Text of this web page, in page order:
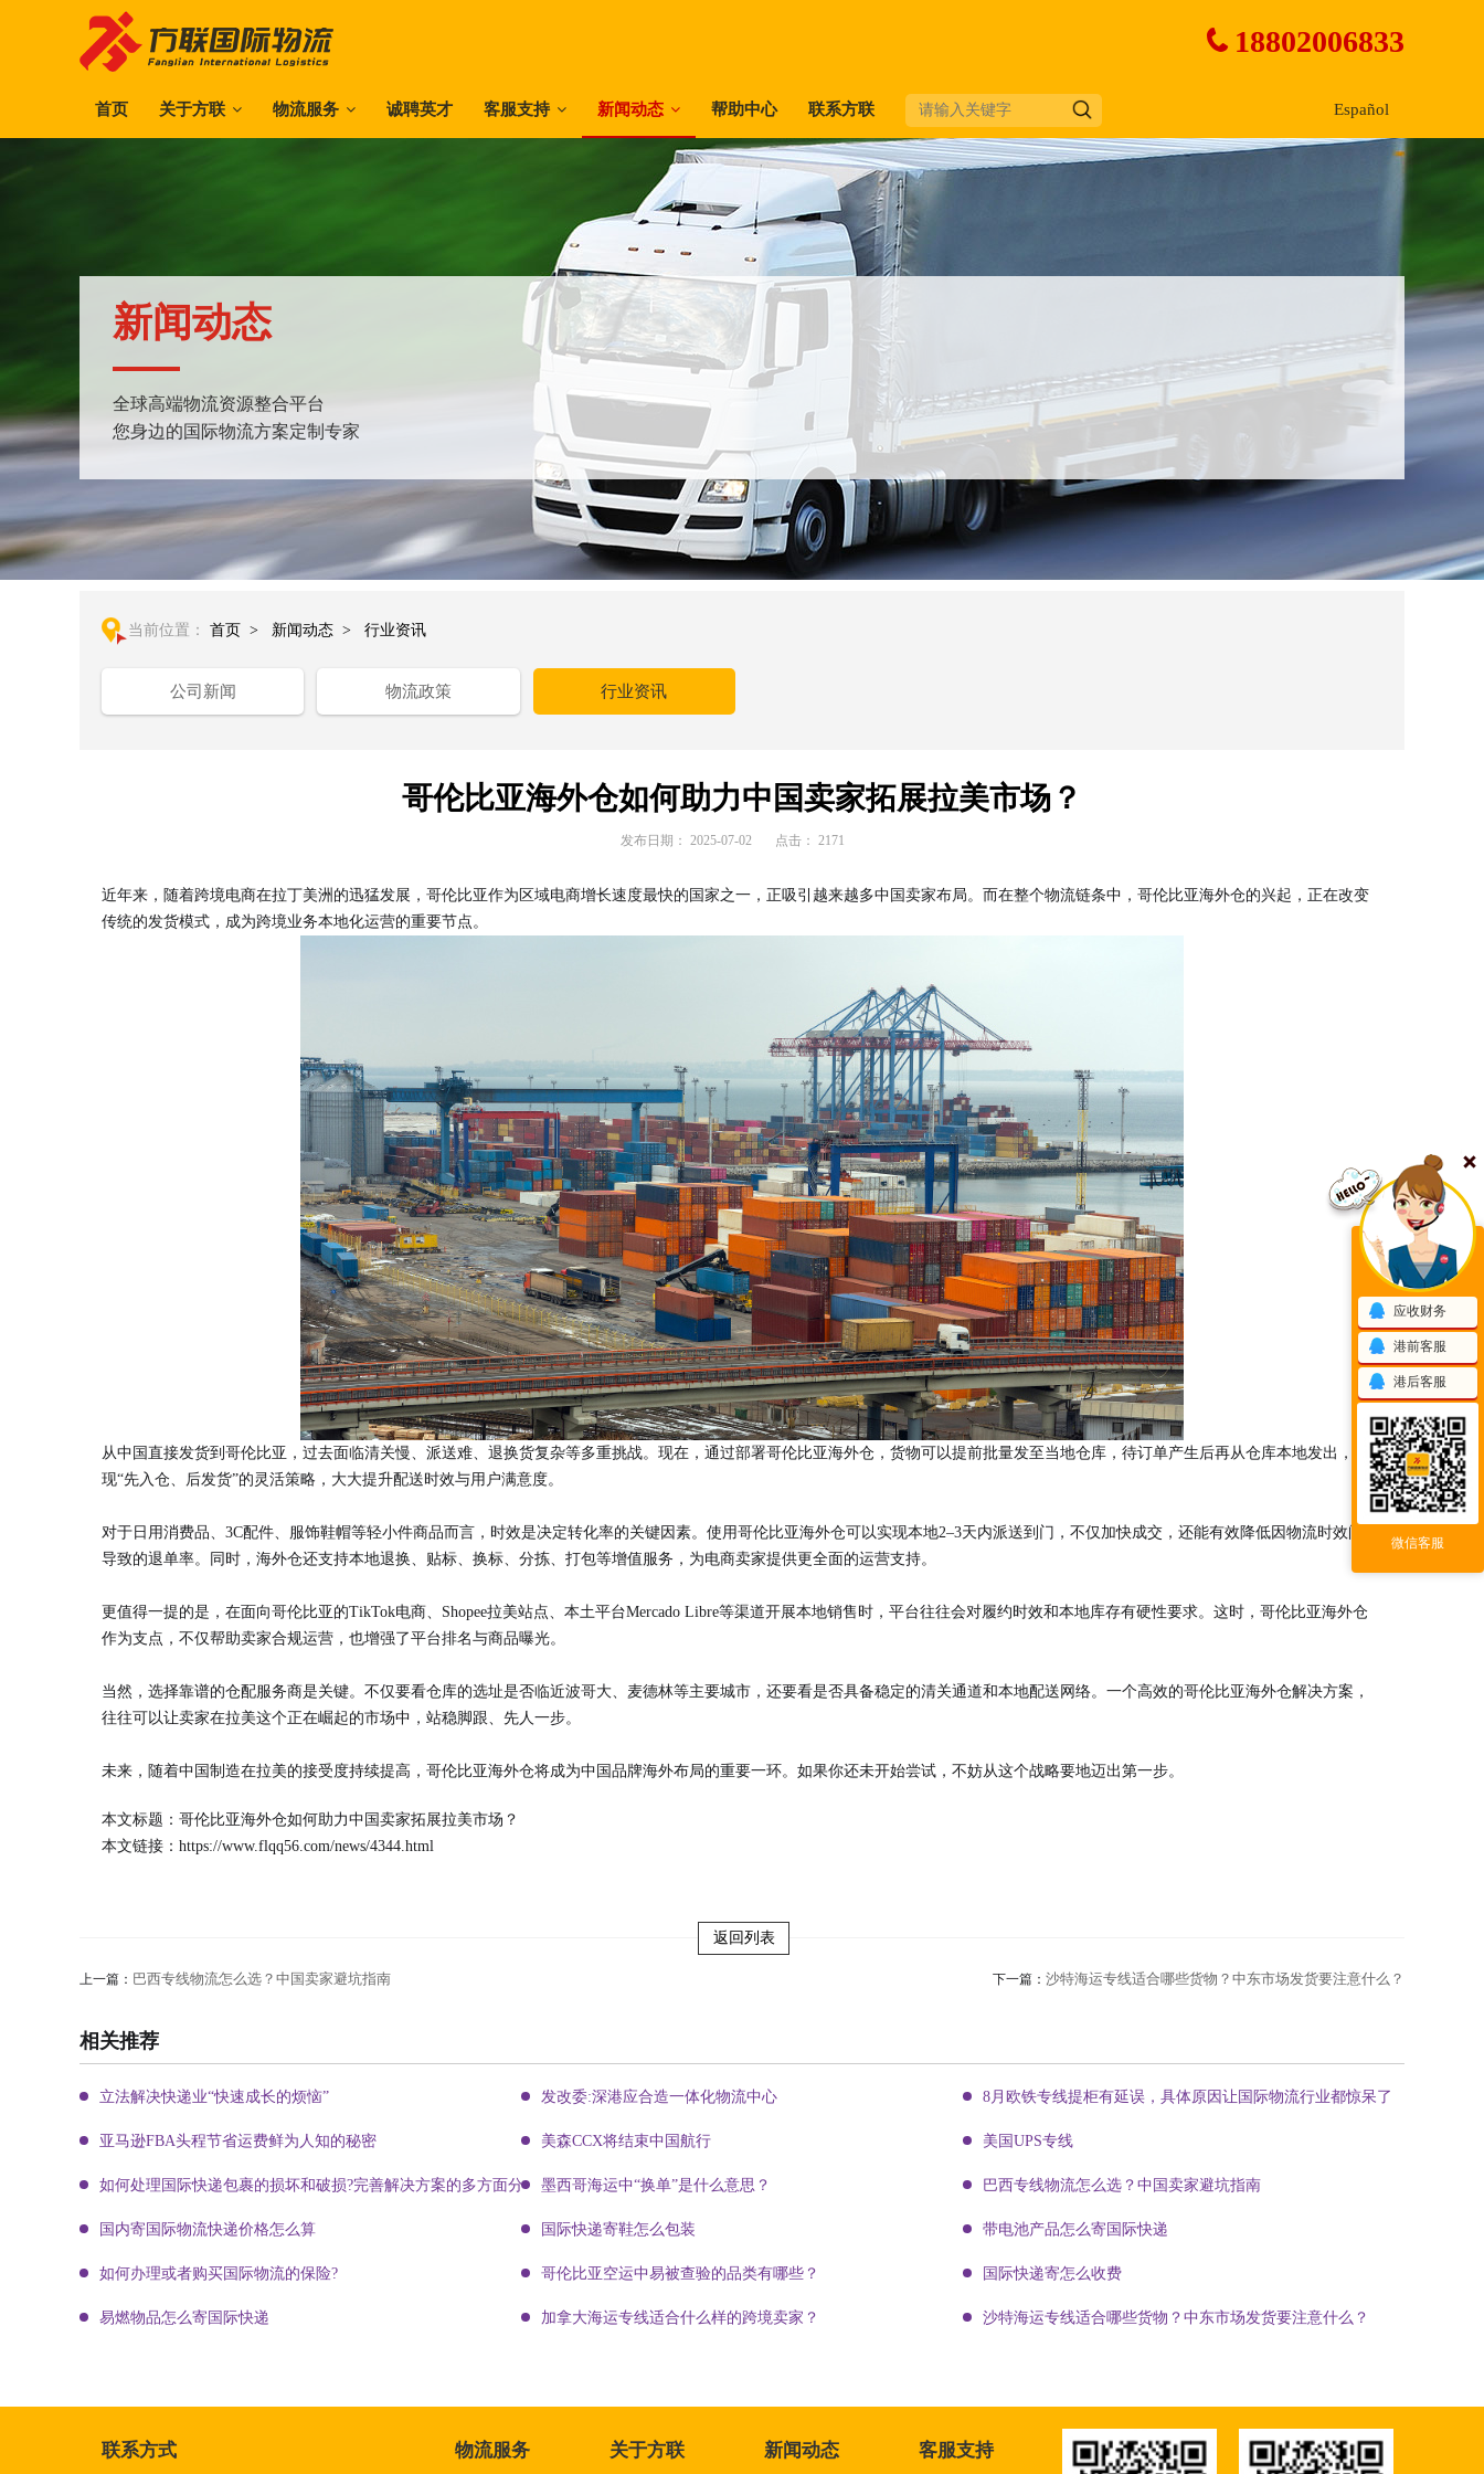
18802006833
首页 关于方联 物流服务 诚聘英才 客服支持 新闻动态 帮助中心 联系方联 Español
新闻动态
全球高端物流资源整合平台
您身边的国际物流方案定制专家
当前位置： 首页 > 新闻动态 > 行业资讯
公司新闻 物流政策 行业资讯
哥伦比亚海外仓如何助力中国卖家拓展拉美市场？
发布日期： 2025-07-02 点击： 2171
近年来，随着跨境电商在拉丁美洲的迅猛发展，哥伦比亚作为区域电商增长速度最快的国家之一，正吸引越来越多中国卖家布局。而在整个物流链条中，哥伦比亚海外仓的兴起，正在改变
传统的发货模式，成为跨境业务本地化运营的重要节点。
从中国直接发货到哥伦比亚，过去面临清关慢、派送难、退换货复杂等多重挑战。现在，通过部署哥伦比亚海外仓，货物可以提前批量发至当地仓库，待订单产生后再从仓库本地发出，实
现“先入仓、后发货”的灵活策略，大大提升配送时效与用户满意度。
对于日用消费品、3C配件、服饰鞋帽等轻小件商品而言，时效是决定转化率的关键因素。使用哥伦比亚海外仓可以实现本地2–3天内派送到门，不仅加快成交，还能有效降低因物流时效问题
导致的退单率。同时，海外仓还支持本地退换、贴标、换标、分拣、打包等增值服务，为电商卖家提供更全面的运营支持。
更值得一提的是，在面向哥伦比亚的TikTok电商、Shopee拉美站点、本土平台Mercado Libre等渠道开展本地销售时，平台往往会对履约时效和本地库存有硬性要求。这时，哥伦比亚海外仓
作为支点，不仅帮助卖家合规运营，也增强了平台排名与商品曝光。
当然，选择靠谱的仓配服务商是关键。不仅要看仓库的选址是否临近波哥大、麦德林等主要城市，还要看是否具备稳定的清关通道和本地配送网络。一个高效的哥伦比亚海外仓解决方案，
往往可以让卖家在拉美这个正在崛起的市场中，站稳脚跟、先人一步。
未来，随着中国制造在拉美的接受度持续提高，哥伦比亚海外仓将成为中国品牌海外布局的重要一环。如果你还未开始尝试，不妨从这个战略要地迈出第一步。
本文标题：哥伦比亚海外仓如何助力中国卖家拓展拉美市场？
本文链接： https://www.flqq56.com/news/4344.html
返回列表
上一篇： 巴西专线物流怎么选？中国卖家避坑指南 下一篇： 沙特海运专线适合哪些货物？中东市场发货要注意什么？
相关推荐
立法解决快递业“快速成长的烦恼” 发改委:深港应合造一体化物流中心 8月欧铁专线提柜有延误，具体原因让国际物流行业都惊呆了
亚马逊FBA头程节省运费鲜为人知的秘密 美森CCX将结束中国航行 美国UPS专线
如何处理国际快递包裹的损坏和破损?完善解决方案的多方面分析 墨西哥海运中“换单”是什么意思？ 巴西专线物流怎么选？中国卖家避坑指南
国内寄国际物流快递价格怎么算 国际快递寄鞋怎么包装 带电池产品怎么寄国际快递
如何办理或者购买国际物流的保险? 哥伦比亚空运中易被查验的品类有哪些？ 国际快递寄怎么收费
易燃物品怎么寄国际快递 加拿大海运专线适合什么样的跨境卖家？ 沙特海运专线适合哪些货物？中东市场发货要注意什么？
联系方式 物流服务 关于方联 新闻动态 客服支持
应收财务
港前客服
港后客服
微信客服